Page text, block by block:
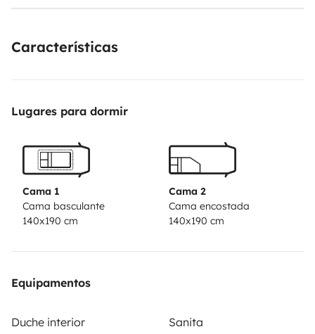
Características
Lugares para dormir
Cama 1
Cama basculante
140x190 cm
Cama 2
Cama encostada
140x190 cm
Equipamentos
Duche interior
Sanita